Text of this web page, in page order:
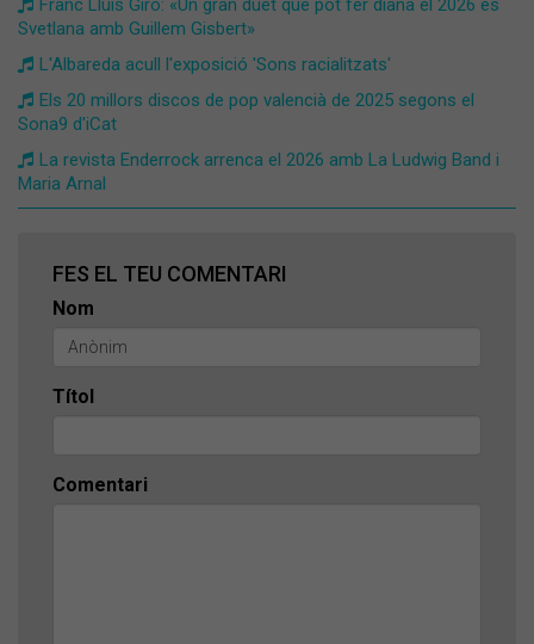
Franc Lluís Giró: «Un gran duet que pot fer diana el 2026 és
Svetlana amb Guillem Gisbert»
L'Albareda acull l'exposició 'Sons racialitzats'
Els 20 millors discos de pop valencià de 2025 segons el
Sona9 d'iCat
La revista Enderrock arrenca el 2026 amb La Ludwig Band i
Maria Arnal
FES EL TEU COMENTARI
Nom
Títol
Comentari